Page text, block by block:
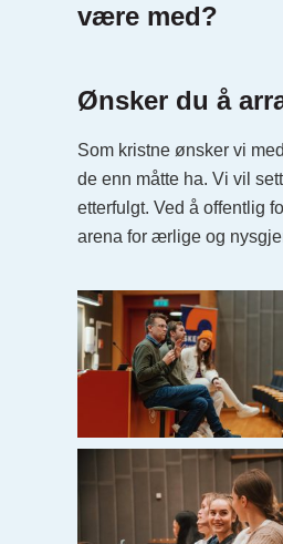
være med?
Ønsker du å
Som kristne ønsker vi
de enn måtte ha. Vi vil
etterfulgt. Ved å offentlig
arena for ærlige og